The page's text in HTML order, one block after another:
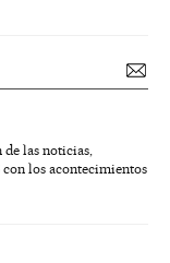
las noticias,
los acontecimientos